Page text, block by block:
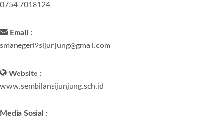
0754 7018124
Email :
smanegeri9sijunjung@gmail.com
Website :
www.sembilansijunjung.sch.id
Media Sosial :